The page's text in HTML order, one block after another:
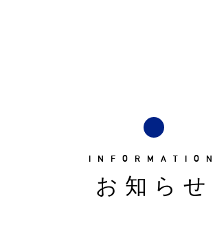
INFORMATION
お知らせ